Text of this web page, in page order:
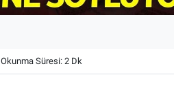
Okunma Süresi: 2 Dk